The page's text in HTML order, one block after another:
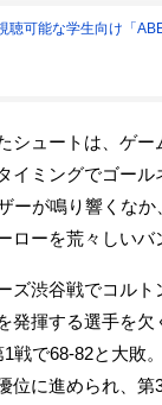
聴可能な学生向け「
ュートは、ゲー
イミングでゴー
が鳴り響くなか
ローを荒々しいバ
ズ渋谷戦でコルト
発揮する選手を欠
戦で68-82と大敗
位に進められ、